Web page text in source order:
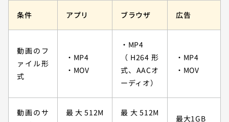
条件 アプリ ブラウザ 広告
動画のフ
ァイル形
式
・MP4
・MOV
・MP4
（H264形
式、AACオ
ーディオ）
・MP4
・MOV
動画のサ
最大512M
最大512M
最大1GB